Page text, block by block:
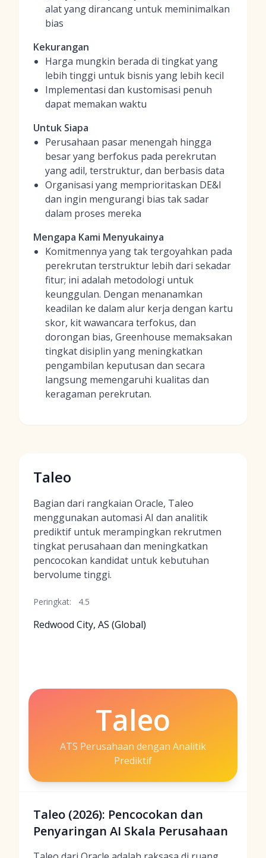
alat yang dirancang untuk meminimalkan
bias
Kekurangan
Harga mungkin berada di tingkat yang
lebih tinggi untuk bisnis yang lebih kecil
Implementasi dan kustomisasi penuh
dapat memakan waktu
Untuk Siapa
Perusahaan pasar menengah hingga
besar yang berfokus pada perekrutan
yang adil, terstruktur, dan berbasis data
Organisasi yang memprioritaskan DE&I
dan ingin mengurangi bias tak sadar
dalam proses mereka
Mengapa Kami Menyukainya
Komitmennya yang tak tergoyahkan pada
perekrutan terstruktur lebih dari sekadar
fitur; ini adalah metodologi untuk
keunggulan. Dengan menanamkan
keadilan ke dalam alur kerja dengan kartu
skor, kit wawancara terfokus, dan
dorongan bias, Greenhouse memaksakan
tingkat disiplin yang meningkatkan
pengambilan keputusan dan secara
langsung memengaruhi kualitas dan
keragaman perekrutan.
Taleo
Bagian dari rangkaian Oracle, Taleo
menggunakan automasi AI dan analitik
prediktif untuk merampingkan rekrutmen
tingkat perusahaan dan meningkatkan
pencocokan kandidat untuk kebutuhan
bervolume tinggi.
Peringkat: 4.5
Redwood City, AS (Global)
Taleo
ATS Perusahaan dengan Analitik
Prediktif
Taleo (2026): Pencocokan dan
Penyaringan AI Skala Perusahaan